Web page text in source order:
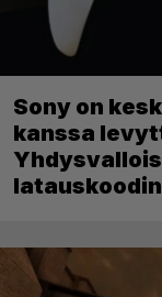
Sony on
kanssa